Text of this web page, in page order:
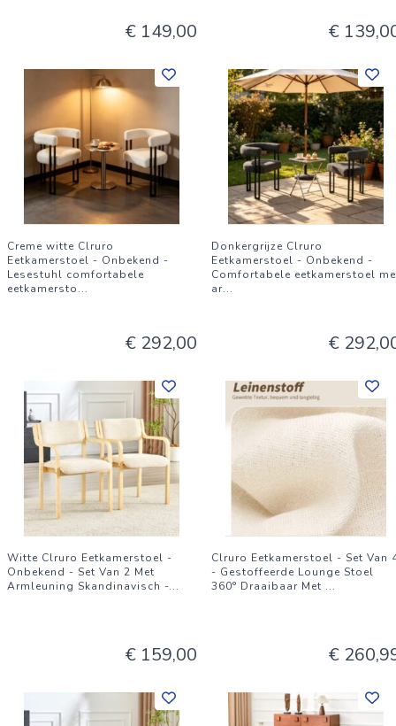
kleur licht afwijken van de afbeelding.
€ 149,00 €
Creme witte Clruro
Eetkamerstoel - Onbekend -
Lesestuhl comfortabele
eetkamersto...
€ 292,00
Donkergrijze Clruro
Eetkamerstoel - Onbekend -
Comfortabele eetkamerstoel
ar...
€
Witte Clruro Eetkamerstoel -
Onbekend - Set Van 2 Met
Armleuning Skandinavisch -...
€ 159,00
Clruro Eetkamerstoel - Set Van
- Gestoffeerde Lounge Stoel
360° Draaibaar Met ...
€